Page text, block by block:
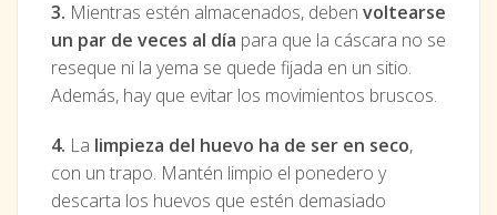
3. Mientras estén almacenados, deben voltearse
un par de veces al día para que la cáscara no se
reseque ni la yema se quede fijada en un sitio.
Además, hay que evitar los movimientos bruscos.
4. La limpieza del huevo ha de ser en seco,
con un trapo. Mantén limpio el ponedero y
descarta los huevos que estén demasiado